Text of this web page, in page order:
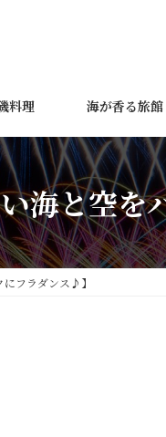
料理 海が香る旅館
海と空を
にフラダンス♪】